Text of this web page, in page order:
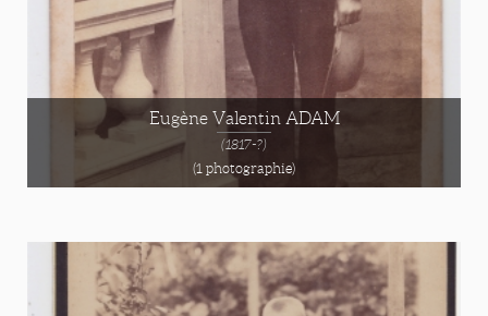
Eugène Valentin ADAM
(1817-?)
(1 photographie)